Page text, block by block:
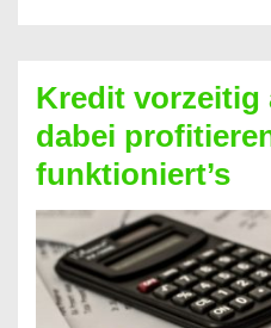
Kredit
berechnen
–
Mit
diesen
Regeln!
Kredit vorzeitig
dabei
funktioniert’s